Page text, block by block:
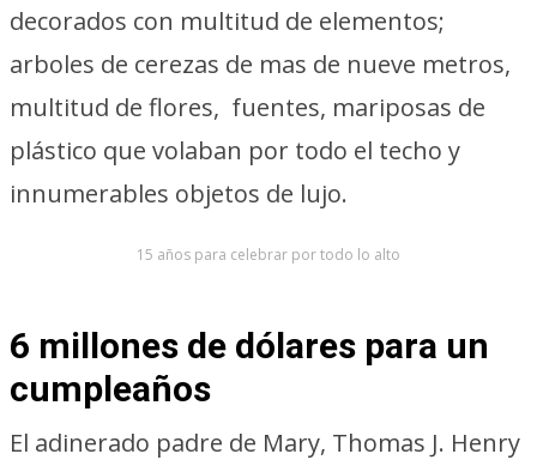
decorados con multitud de elementos;
arboles de cerezas de mas de nueve metros,
multitud de flores, fuentes, mariposas de
plástico que volaban por todo el techo y
innumerables objetos de lujo.
15 años para celebrar por todo lo alto
6 millones de dólares para un
cumpleaños
El adinerado padre de Mary, Thomas J. Henry